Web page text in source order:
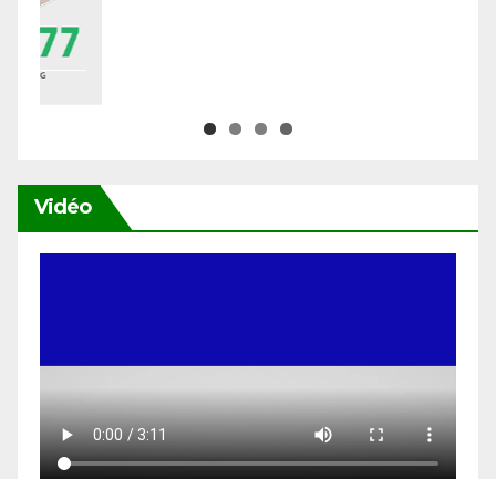
Vidéo